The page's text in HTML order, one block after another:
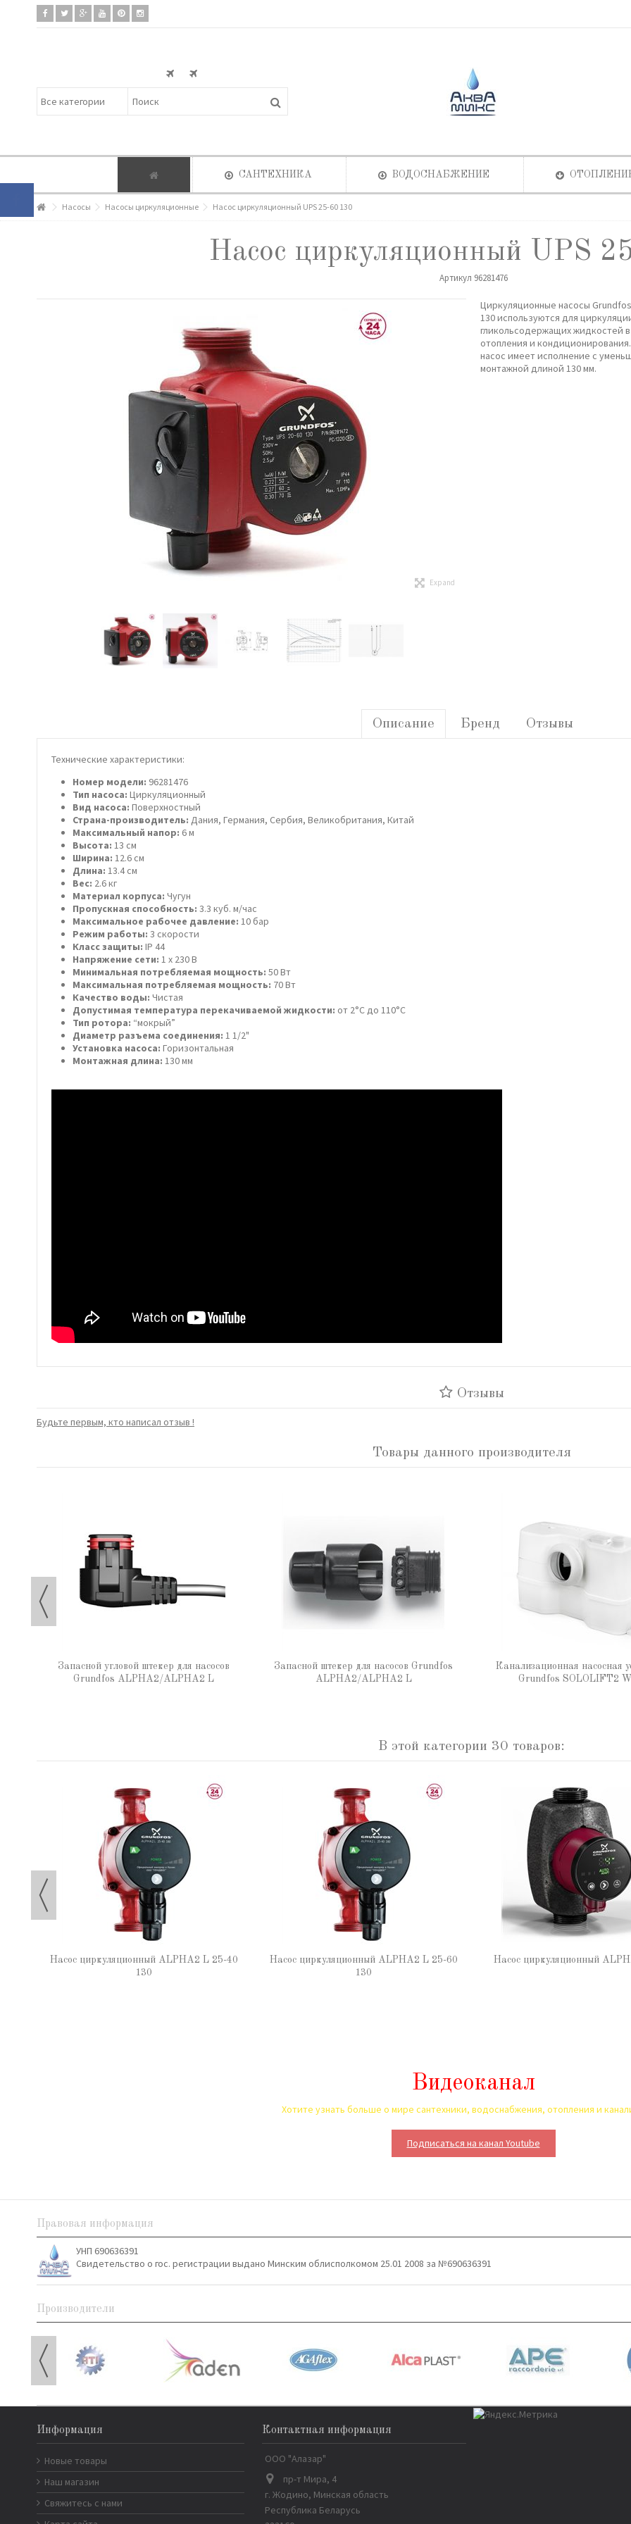
САНТЕХНИКА ВОДОСНАБЖЕНИЕ
Насосы Насосы циркуляционные Насос циркуляционный UPS 25-60 130
Насос циркуляционный UPS
Артикул 96281476
Expand
Циркуляционные насосы Grundfos
130 используются для
гликольсодержащих жидкостей
отопления и
насос имеет исполнение с
монтажной длиной 130 мм.
Описание Бренд Отзывы
Технические характеристики:
Номер модели: 96281476
Тип насоса: Циркуляционный
Вид насоса: Поверхностный
Страна-производитель: Дания, Германия, Сербия, Великобритания, Китай
Максимальный напор: 6 м
Высота: 13 см
Ширина: 12.6 см
Длина: 13.4 см
Вес: 2.6 кг
Материал корпуса: Чугун
Пропускная способность: 3.3 куб. м/час
Максимальное рабочее давление: 10 бар
Режим работы: 3 скорости
Класс защиты: IP 44
Напряжение сети: 1 х 230 В
Минимальная потребляемая мощность: 50 Вт
Максимальная потребляемая мощность: 70 Вт
Качество воды: Чистая
Допустимая температура перекачиваемой жидкости: от 2°C до 110°C
Тип ротора: “мокрый”
Диаметр разъема соединения: 1 1/2"
Установка насоса: Горизонтальная
Монтажная длина: 130 мм
Отзывы
Будьте первым, кто написал отзыв !
Товары данного производителя
Запасной угловой штекер для насосов
Grundfos ALPHA2/ALPHA2 L
Запасной штекер для насосов Grundfos
ALPHA2/ALPHA2 L
Канализационная насосная
Grundfos SOLOLIFT2
В этой категории 30 товаров:
Насос циркуляционный ALPHA2 L 25-40
130
Насос циркуляционный ALPHA2 L 25-60
130
Насос циркуляционный
Видеоканал
Хотите узнать больше о мире сантехники, водоснабжения, отопления и
Подписаться на канал Youtube
Правовая информация
УНП 690636391
Свидетельство о гос. регистрации выдано Минским облисполкомом 25.01 2008 за №690636391
Производители
Информация
Новые товары
Наш магазин
Свяжитесь с нами
Контактная информация
ООО "Алазар"
пр-т Мира, 4
г. Жодино, Минская область
Республика Беларусь